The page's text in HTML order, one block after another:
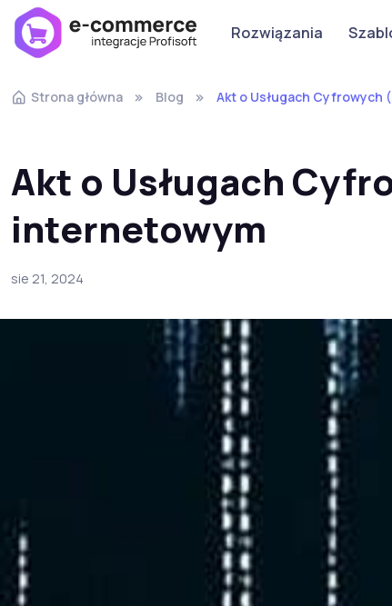
Rozwiązania
Strona główna Blog Akt o Usługach Cyfrowych
Akt o Usługach
internetowym
sie 21, 2024